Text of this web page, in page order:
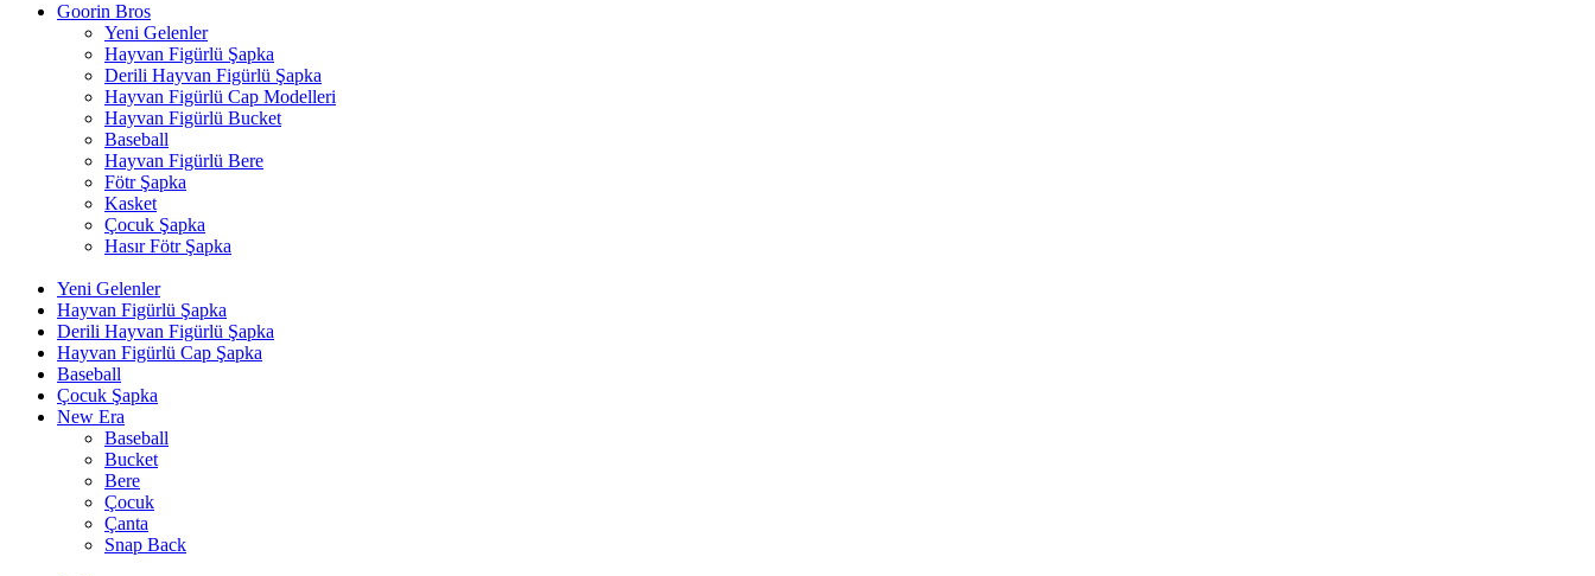
Goorin Bros
Yeni Gelenler
Hayvan Figürlü Şapka
Derili Hayvan Figürlü Şapka
Hayvan Figürlü Cap Modelleri
Hayvan Figürlü Bucket
Baseball
Hayvan Figürlü Bere
Fötr Şapka
Kasket
Çocuk Şapka
Hasır Fötr Şapka
Yeni Gelenler
Hayvan Figürlü Şapka
Derili Hayvan Figürlü Şapka
Hayvan Figürlü Cap Şapka
Baseball
Çocuk Şapka
New Era
Baseball
Bucket
Bere
Çocuk
Çanta
Snap Back